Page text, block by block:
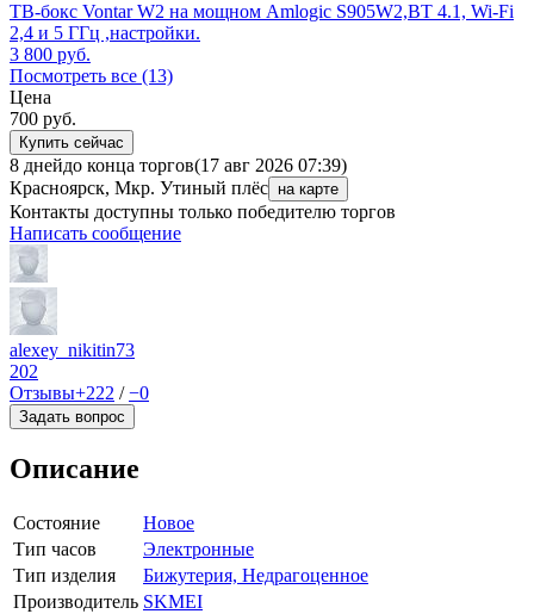
ТВ-бокс Vontar W2 на мощном Amlogic S905W2,BT 4.1, Wi-Fi
2,4 и 5 ГГц ,настройки.
3 800 руб.
Посмотреть все (13)
Цена
700 руб.
Купить сейчас
8 днейдо конца торгов(17 авг 2026 07:39)
Красноярск, Мкр. Утиный плёс на карте
Контакты доступны только победителю торгов
Написать сообщение
alexey_nikitin73
202
Отзывы+222 /−0
Задать вопрос
Описание
Состояние
Новое
Тип часов
Электронные
Тип изделия
Бижутерия, Недрагоценное
Производитель SKMEI